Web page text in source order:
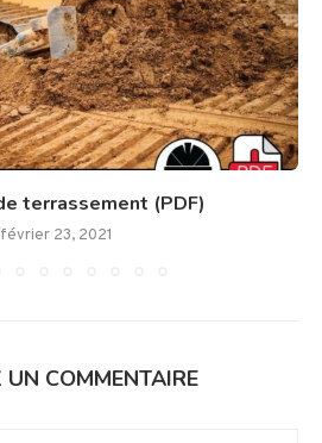
terrassement (PDF)
février 23, 2021
COMMENTAIRE